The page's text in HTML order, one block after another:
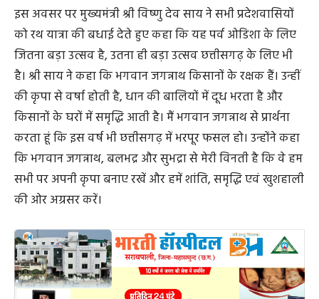
इस अवसर पर मुख्यमंत्री श्री विष्णु देव साय ने सभी प्रदेशवासियों
को रथ यात्रा की बधाई देते हुए कहा कि यह पर्व ओडिशा के लिए
जितना बड़ा उत्सव है, उतना ही बड़ा उत्सव छत्तीसगढ़ के लिए भी
है। श्री साय ने कहा कि भगवान जगन्नाथ किसानों के रक्षक हैं। उन्हीं
की कृपा से वर्षा होती है, धान की बालियों में दूध भरता है और
किसानों के घरों में समृद्धि आती है। मैं भगवान जगन्नाथ से प्रार्थना
करता हूं कि इस वर्ष भी छत्तीसगढ़ में भरपूर फसल हो। उन्होंने कहा
कि भगवान जगन्नाथ, बलभद्र और सुभद्रा से मेरी विनती है कि वे हम
सभी पर अपनी कृपा बनाए रखें और हमें शांति, समृद्धि एवं खुशहाली
की ओर अग्रसर करें।